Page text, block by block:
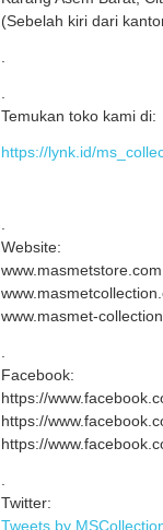
(Sebelah kiri dari
Temukan toko kami di:
https://lynk.id/
Website:
www.masmetstore.com
www.masmet-
Facebook:
https://
https://
https://
Twitter:
Tweets by